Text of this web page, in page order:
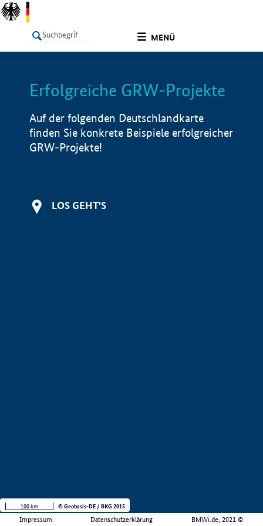
MENÜ
LISTE Info
Erfolgreiche GRW-Projekte
Auf der folgenden Deutschlandkarte
finden Sie konkrete Beispiele erfolgreicher
GRW-Projekte!
LOS GEHT'S
Impressum Datenschutzerklärung BMWi.de, 2021 ©
100 km © Geobasis-DE / BKG 2015